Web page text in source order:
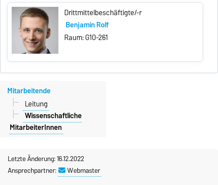
Drittmittelbeschäftigte/-r
Benjamin Rolf
Raum: G10-261
Mitarbeitende
Leitung
Wissenschaftliche
MitarbeiterInnen
Letzte Änderung: 16.12.2022
Ansprechpartner:
Webmaster